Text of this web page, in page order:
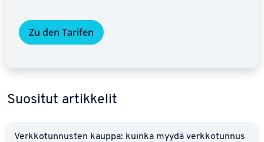
Zu den Tarifen
Suositut ar­tik­ke­lit
Verk­ko­tun­nus­ten kauppa: kuinka myydä verk­ko­tun­nus